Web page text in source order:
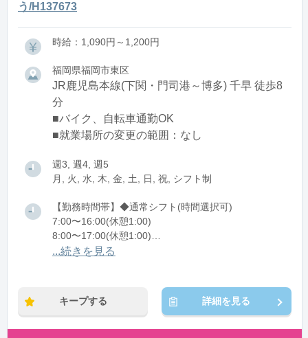
う/H137673
時給：1,090円～1,200円
福岡県福岡市東区
JR鹿児島本線(下関・門司港～博多) 千早 徒歩8
分
■バイク、自転車通勤OK
■就業場所の変更の範囲：なし
週3, 週4, 週5
月, 火, 水, 木, 金, 土, 日, 祝, シフト制
【勤務時間帯】◆通常シフト(時間選択可)
7:00〜16:00(休憩1:00)
8:00〜17:00(休憩1:00)
12:00〜21:00(休憩1:00)
...続きを見る
キープする 詳細を見る